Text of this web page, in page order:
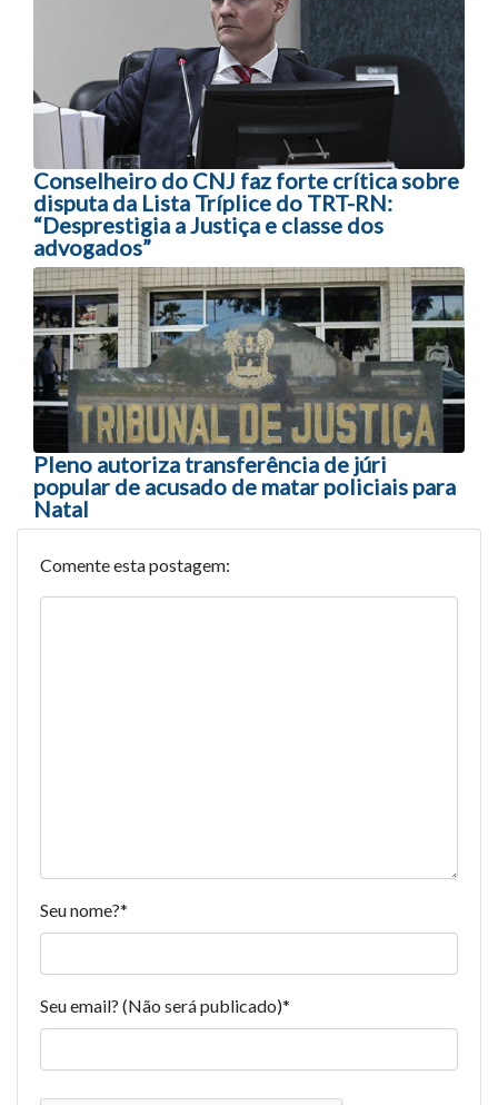
Conselheiro do CNJ faz forte crítica sobre
disputa da Lista Tríplice do TRT-RN:
“Desprestigia a Justiça e classe dos
advogados”
Pleno autoriza transferência de júri
popular de acusado de matar policiais para
Natal
Comente esta postagem:
Seu nome?*
Seu email? (Não será publicado)*